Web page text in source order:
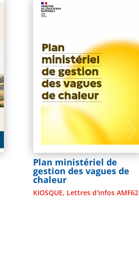
Plan ministériel de
gestion des vagues de
chaleur
KIOSQUE, Lettres d'infos AMF62